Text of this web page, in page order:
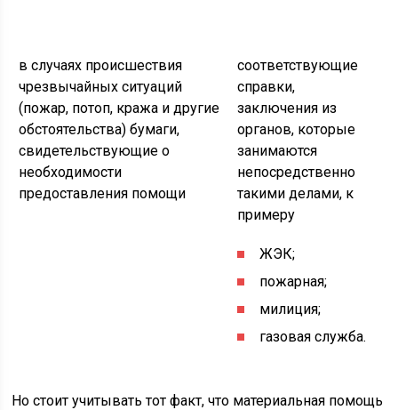
в случаях происшествия
чрезвычайных ситуаций
(пожар, потоп, кража и другие
обстоятельства) бумаги,
свидетельствующие о
необходимости
предоставления помощи
соответствующие
справки,
заключения из
органов, которые
занимаются
непосредственно
такими делами, к
примеру
ЖЭК;
пожарная;
милиция;
газовая служба.
Но стоит учитывать тот факт, что материальная помощь